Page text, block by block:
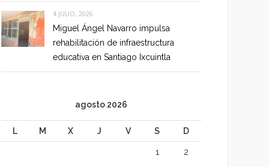
4 JULIO, 2026
Miguel Ángel Navarro impulsa
rehabilitación de infraestructura
educativa en Santiago Ixcuintla
agosto 2026
L M X J V S D
1 2